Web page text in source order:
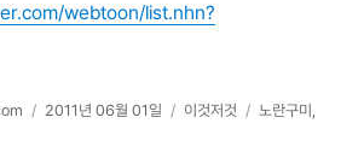
webtoon/list.nhn?
작
2011년 06월 01일
카
이것저것
태
노란구미 ,